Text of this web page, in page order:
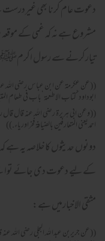
دعوت عام کرنا بھی غیردرست
مشروع ہے نہ کہ غمی کے
تیارکرنے سے رسول
((عن عكرمة عن ابن عباس رضى الله عنه
ابوداود’كتاب الاطعمة‘باب فى طعام
((وعن ابى هريرة رضى الله عنه قال قال
احمديعنى المتعارفين بالضيافة فخراورياء.))
دونوں حدیثوں کاخلاصہ یہ ہے
کےلیے دعوت دی جائے
مثقی الاخبارمیں ہے:
((عن جريربن عبدالله البجلى رضى الله